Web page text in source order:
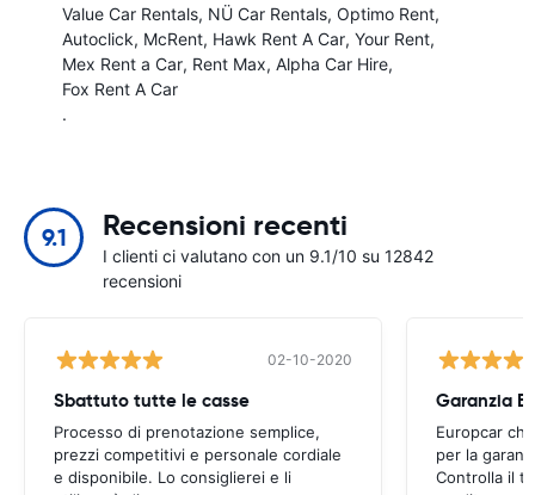
Value Car Rentals NÜ Car Rentals Optimo Rent
Autoclick McRent Hawk Rent A Car Your Rent
Mex Rent a Car Rent Max Alpha Car Hire
Fox Rent A Car
.
9.1 Recensioni recenti
I clienti ci valutano con un 9.1/10 su 12842
recensioni
02-10-2020
Sbattuto tutte le casse
Processo di prenotazione semplice,
prezzi competitivi e personale cordiale
e disponibile. Lo consiglierei e li
Garanzia
Europcar
per la
Controlla il